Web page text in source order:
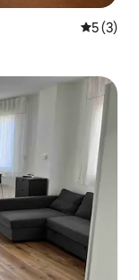
平均评分
5 (3)